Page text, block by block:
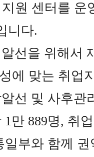
원 센터를 운
니다.
선을 위해서
에 맞는 취업
선 및 사후관
1만 889명, 취
일부와 함께